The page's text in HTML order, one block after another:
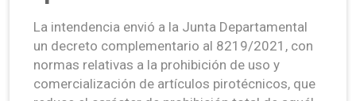
La intendencia envió a la Junta Departamental
un decreto complementario al 8219/2021, con
normas relativas a la prohibición de uso y
comercialización de artículos pirotécnicos, que